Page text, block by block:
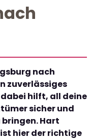
nach
zuverlässiges
hilft, all deine
sicher und
bringen. Hart
hier der richtige